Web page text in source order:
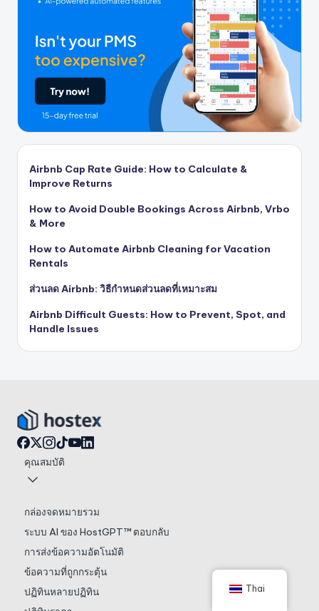
Airbnb Cap Rate Guide: How to Calculate &
Improve Returns
How to Avoid Double Bookings Across Airbnb, Vrbo
& More
How to Automate Airbnb Cleaning for Vacation
Rentals
ส่วนลด Airbnb: วิธีกำหนดส่วนลดที่เหมาะสม
Airbnb Difficult Guests: How to Prevent, Spot, and
Handle Issues
คุณสมบัติ
กล่องจดหมายรวม
ระบบ AI ของ HostGPT™ ตอบกลับ
การส่งข้อความอัตโนมัติ
ข้อความที่ถูกกระตุ้น
ปฏิทินหลายปฏิทิน
Thai